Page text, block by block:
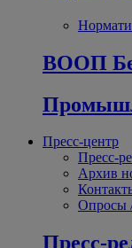
ВООП
Пресс-центр
Пресс-
Архив
Опросы
Пресс-